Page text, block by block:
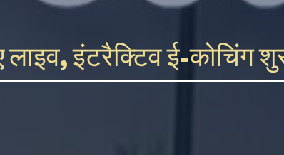
इंटरैक्टिव ई-कोचिंग